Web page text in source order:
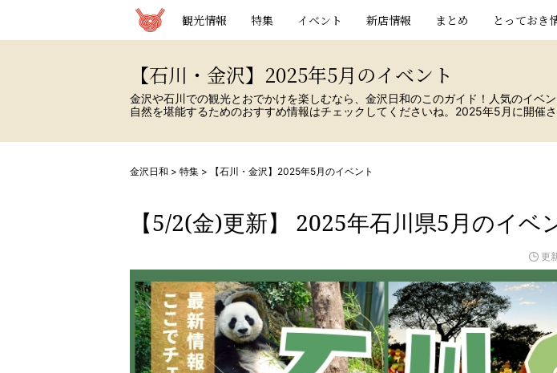
観光情報 特集 イベント 新店情報 まとめ とっておき
【石川・金沢】2025年5月のイベント
金沢や石川での観光とおでかけを楽しむなら、金沢日和のこのガイド！人気のイベ
自然を堪能するためのおすすめ情報はチェックしてくださいね。2025年5月に開催
金沢日和 > 特集 > 【石川・金沢】2025年5月のイベント
【5/2(金)更新】 2025年石川県5月のイベ
更